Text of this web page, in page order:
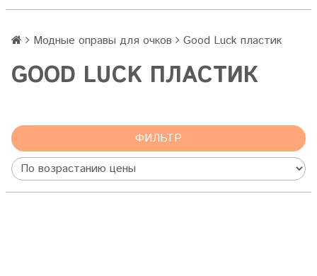
Модные оправы для очков Good Luck пластик
GOOD LUCK ПЛАСТИК
ФИЛЬТР